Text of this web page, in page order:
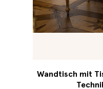
Wandtisch mit